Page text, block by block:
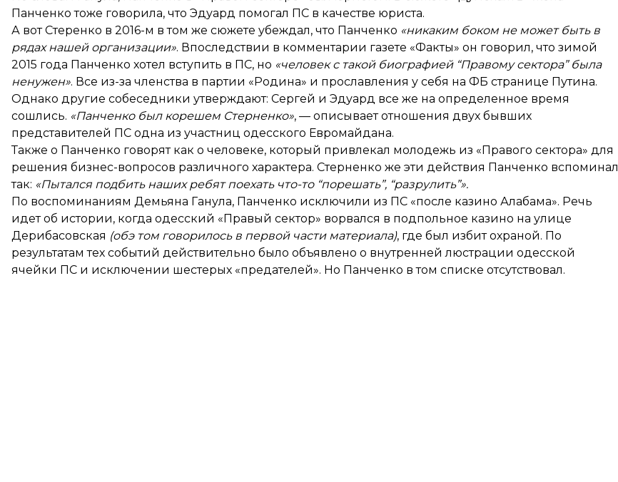
Панченко тоже говорила, что Эдуард помогал ПС в качестве юриста.
А вот Стеренко в 2016-м в том же сюжете убеждал, что Панченко «никаким боком не может быть в
рядах нашей организации». Впоследствии в комментарии газете «Факты» он говорил, что зимой
2015 года Панченко хотел вступить в ПС, но «человек с такой биографией “Правому сектора” была
ненужен». Все из-за членства в партии «Родина» и прославления у себя на ФБ странице Путина.
Однако другие собеседники утверждают: Сергей и Эдуард все же на определенное время
сошлись. «Панченко был корешем Стерненко», — описывает отношения двух бывших
представителей ПС одна из участниц одесского Евромайдана.
Также о Панченко говорят как о человеке, который привлекал молодежь из «Правого сектора» для
решения бизнес-вопросов различного характера. Стерненко же эти действия Панченко вспоминал
так: «Пытался подбить наших ребят поехать что-то “порешать”, “разрулить”».
По воспоминаниям Демьяна Ганула, Панченко исключили из ПС «после казино Алабама». Речь
идет об истории, когда одесский «Правый сектор» ворвался в подпольное казино на улице
Дерибасовская (обэ том говорилось в первой части материала), где был избит охраной. По
результатам тех событий действительно было объявлено о внутренней люстрации одесской
ячейки ПС и исключении шестерых «предателей». Но Панченко в том списке отсутствовал.